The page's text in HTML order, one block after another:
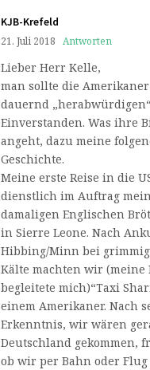
KJB-Krefeld
21. Juli 2018 Antworten
Lieber Herr Kelle,
man sollte die
dauernd
Einverstanden. Was ihre
angeht, dazu meine
Geschichte.
Meine erste Reise in die
dienstlich im Auftrag
damaligen Englischen
in Sierre Leone. Nach
Hibbing/Minn bei
Kälte machten wir (meine
begleitete mich)“Taxi
einem Amerikaner. Nach
Erkenntnis, wir wären
Deutschland gekommen,
ob wir per Bahn oder Flug